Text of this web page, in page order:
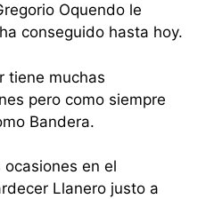
Oquendo le
conseguido hasta hoy.
tiene muchas
pero como siempre
Bandera.
en el
Llanero justo a